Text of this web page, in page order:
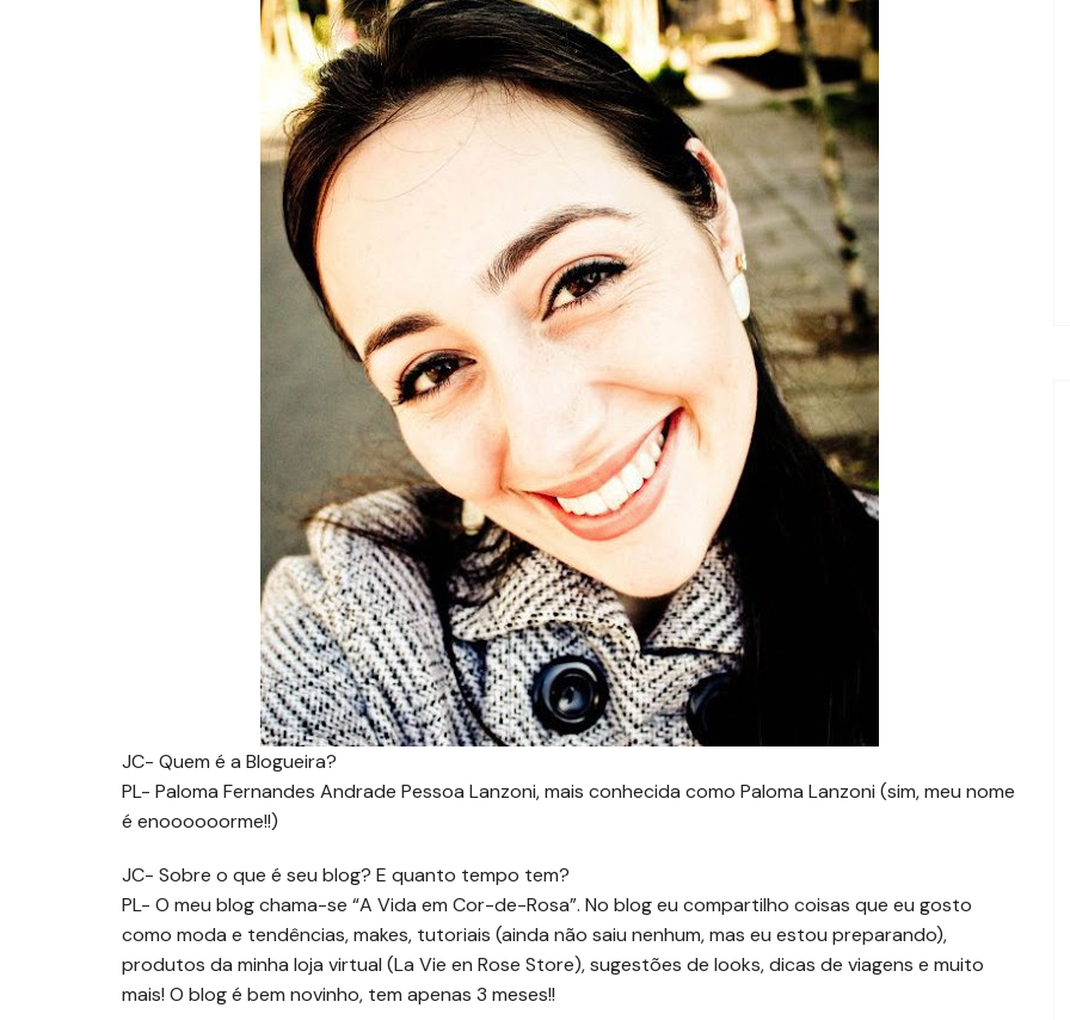
JC- Quem é a Blogueira?
PL- Paloma Fernandes Andrade Pessoa Lanzoni, mais conhecida como Paloma Lanzoni (sim, meu nome
é enoooooorme!!)
JC- Sobre o que é seu blog? E quanto tempo tem?
PL- O meu blog chama-se “A Vida em Cor-de-Rosa”. No blog eu compartilho coisas que eu gosto
como moda e tendências, makes, tutoriais (ainda não saiu nenhum, mas eu estou preparando),
produtos da minha loja virtual (La Vie en Rose Store), sugestões de looks, dicas de viagens e muito
mais! O blog é bem novinho, tem apenas 3 meses!!